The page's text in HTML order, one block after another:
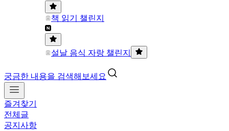
책 읽기 챌린지
설날 음식 자랑 챌린지
궁금한 내용을 검색해보세요
즐겨찾기
전체글
공지사항